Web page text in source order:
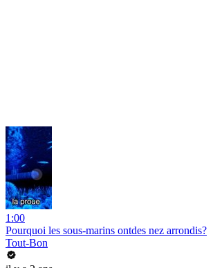
1:00
Pourquoi les sous-marins ontdes nez arrondis?
Tout-Bon